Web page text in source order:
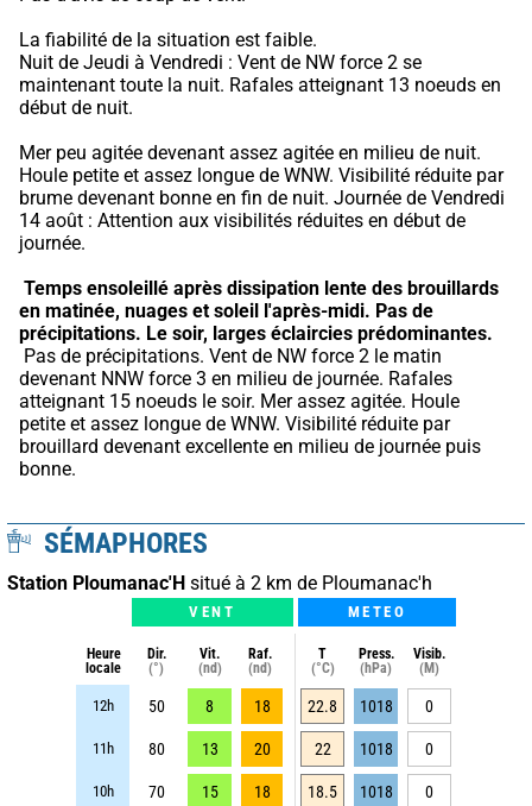
La fiabilité de la situation est faible.
Nuit de Jeudi à Vendredi : Vent de NW force 2 se
maintenant toute la nuit. Rafales atteignant 13 noeuds en
début de nuit.
Mer peu agitée devenant assez agitée en milieu de nuit.
Houle petite et assez longue de WNW. Visibilité réduite par
brume devenant bonne en fin de nuit. Journée de Vendredi
14 août : Attention aux visibilités réduites en début de
journée.
Temps ensoleillé après dissipation lente des brouillards
en matinée, nuages et soleil l'après-midi. Pas de
précipitations. Le soir, larges éclaircies prédominantes.
devenant NNW force 3 en milieu de journée. Rafales
atteignant 15 noeuds le soir. Mer assez agitée. Houle
petite et assez longue de WNW. Visibilité réduite par
brouillard devenant excellente en milieu de journée puis
bonne.
SÉMAPHORES
Station Ploumanac'H situé à 2 km de Ploumanac'h
VENT METEO
Heure
locale
Dir.
(°)
Vit.
(nd)
Raf.
(nd)
T
(°C)
Press.
(hPa)
Visib.
(M)
12h 50 8 18 22.8 1018 0
11h 80 13 20 22 1018 0
10h 70 15 18 18.5 1018 0